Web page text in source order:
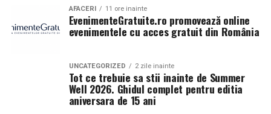
AFACERI 11 ore inainte
EvenimenteGratuite.ro promovează online
evenimentele cu acces gratuit din România
UNCATEGORIZED 2 zile inainte
Tot ce trebuie sa stii inainte de Summer
Well 2026. Ghidul complet pentru editia
aniversara de 15 ani